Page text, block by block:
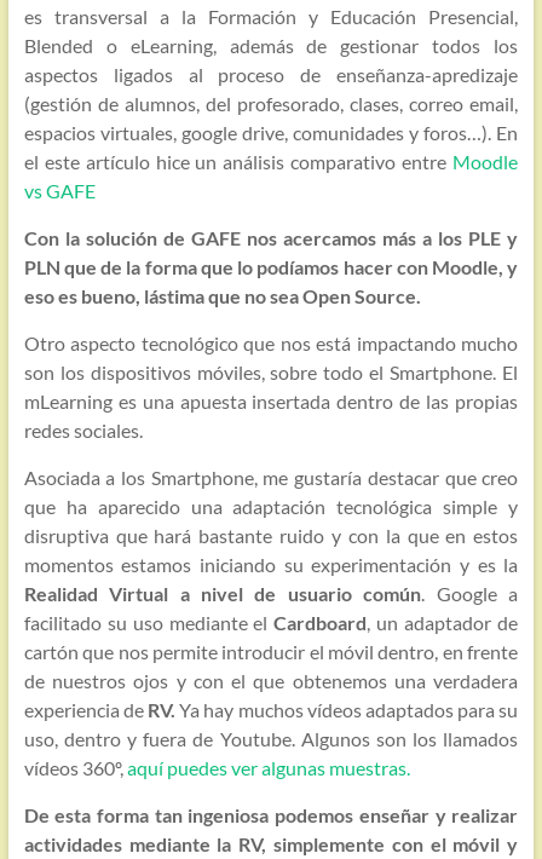
es transversal a la Formación y Educación Presencial,
Blended o eLearning, además de gestionar todos los
aspectos ligados al proceso de enseñanza-apredizaje
(gestión de alumnos, del profesorado, clases, correo email,
espacios virtuales, google drive, comunidades y foros…). En
el este artículo hice un análisis comparativo entre Moodle
vs GAFE
Con la solución de GAFE nos acercamos más a los PLE y
PLN que de la forma que lo podíamos hacer con Moodle, y
eso es bueno, lástima que no sea Open Source.
Otro aspecto tecnológico que nos está impactando mucho
son los dispositivos móviles, sobre todo el Smartphone. El
mLearning es una apuesta insertada dentro de las propias
redes sociales.
Asociada a los Smartphone, me gustaría destacar que creo
que ha aparecido una adaptación tecnológica simple y
disruptiva que hará bastante ruido y con la que en estos
momentos estamos iniciando su experimentación y es la
Realidad Virtual a nivel de usuario común. Google a
facilitado su uso mediante elCardboard, un adaptador de
cartón que nos permite introducir el móvil dentro, en frente
de nuestros ojos y con el que obtenemos una verdadera
experiencia de RV. Ya hay muchos vídeos adaptados para su
uso, dentro y fuera de Youtube. Algunos son los llamados
vídeos 360º,aquí puedes ver algunas muestras.
De esta forma tan ingeniosa podemos enseñar y realizar
actividades mediante la RV, simplemente con el móvil y